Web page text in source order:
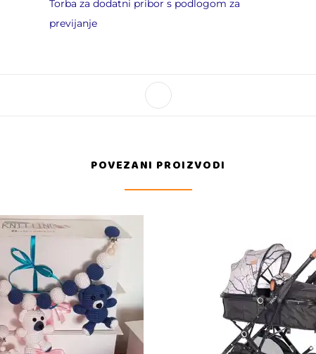
Torba za dodatni pribor s podlogom za
previjanje
POVEZANI PROIZVODI